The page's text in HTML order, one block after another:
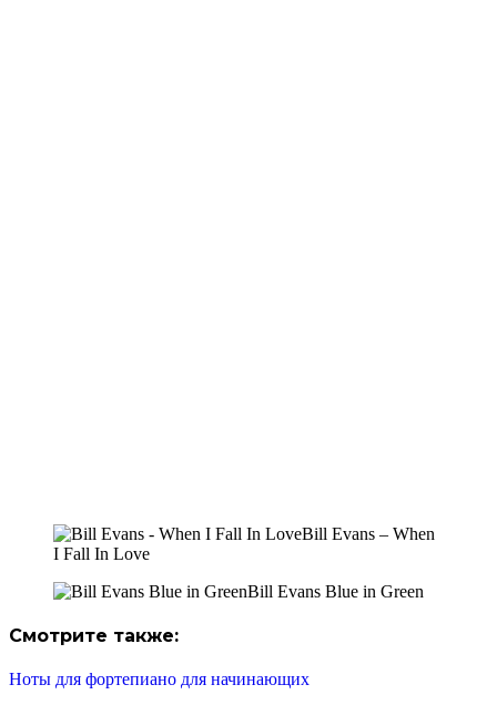
Bill Evans – When
I Fall In Love
Bill Evans Blue in Green
Смотрите также:
Ноты для фортепиано для начинающих